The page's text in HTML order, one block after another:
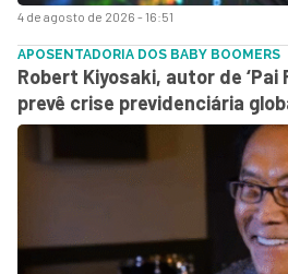
4 de agosto de 2026 - 16:51
APOSENTADORIA DOS BABY BOOMERS
Robert Kiyosaki, autor de ‘Pai
prevê crise previdenciária